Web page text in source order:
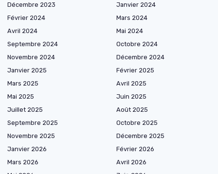
Décembre 2023
Janvier 2024
Février 2024
Mars 2024
Avril 2024
Mai 2024
Septembre 2024
Octobre 2024
Novembre 2024
Décembre 2024
Janvier 2025
Février 2025
Mars 2025
Avril 2025
Mai 2025
Juin 2025
Juillet 2025
Août 2025
Septembre 2025
Octobre 2025
Novembre 2025
Décembre 2025
Janvier 2026
Février 2026
Mars 2026
Avril 2026